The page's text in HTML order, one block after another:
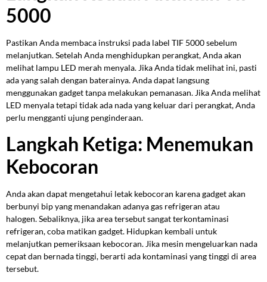
5000
Pastikan Anda membaca instruksi pada label TIF 5000 sebelum
melanjutkan. Setelah Anda menghidupkan perangkat, Anda akan
melihat lampu LED merah menyala. Jika Anda tidak melihat ini, pasti
ada yang salah dengan baterainya. Anda dapat langsung
menggunakan gadget tanpa melakukan pemanasan. Jika Anda melihat
LED menyala tetapi tidak ada nada yang keluar dari perangkat, Anda
perlu mengganti ujung penginderaan.
Langkah Ketiga: Menemukan
Kebocoran
Anda akan dapat mengetahui letak kebocoran karena gadget akan
berbunyi bip yang menandakan adanya gas refrigeran atau
halogen. Sebaliknya, jika area tersebut sangat terkontaminasi
refrigeran, coba matikan gadget. Hidupkan kembali untuk
melanjutkan pemeriksaan kebocoran. Jika mesin mengeluarkan nada
cepat dan bernada tinggi, berarti ada kontaminasi yang tinggi di area
tersebut.